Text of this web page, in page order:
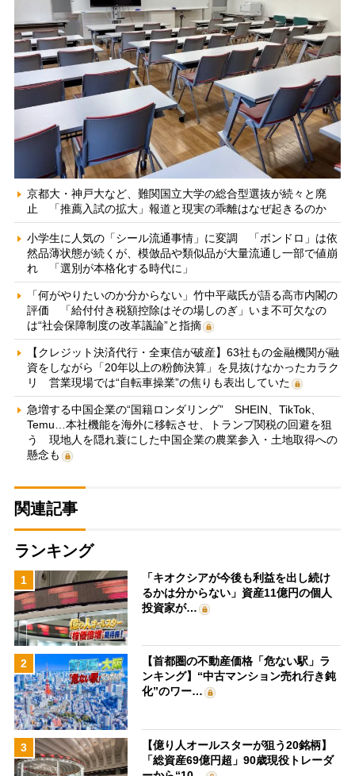
京都大・神戸大など、難関国立大学の総合型選抜が続々と廃
止 「推薦入試の拡大」報道と現実の乖離はなぜ起きるのか
小学生に人気の「シール流通事情」に変調 「ボンドロ」は依
然品薄状態が続くが、模倣品や類似品が大量流通し一部で値崩
れ 「選別が本格化する時代に」
「何がやりたいのか分からない」竹中平蔵氏が語る高市内閣の
評価 「給付付き税額控除はその場しのぎ」いま不可欠なの
は“社会保障制度の改革議論”と指摘
【クレジット決済代行・全東信が破産】63社もの金融機関が融
資をしながら「20年以上の粉飾決算」を見抜けなかったカラク
リ 営業現場では“自転車操業”の焦りも表出していた
急増する中国企業の“国籍ロンダリング” SHEIN、TikTok、
Temu…本社機能を海外に移転させ、トランプ関税の回避を狙
う 現地人を隠れ蓑にした中国企業の農業参入・土地取得への
懸念も
関連記事
ランキング
1
「キオクシアが今後も利益を出し続け
るかは分からない」資産11億円の個人
投資家が…
2
【首都圏の不動産価格「危ない駅」ラ
ンキング】“中古マンション売れ行き鈍
化”のワー…
3
【億り人オールスターが狙う20銘柄】
「総資産69億円超」90歳現役トレーダ